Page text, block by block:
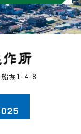
船堀1-4-8